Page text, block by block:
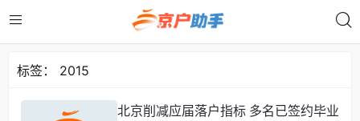
标签： 2015
北京削减应届落户指标 多名已签约毕业